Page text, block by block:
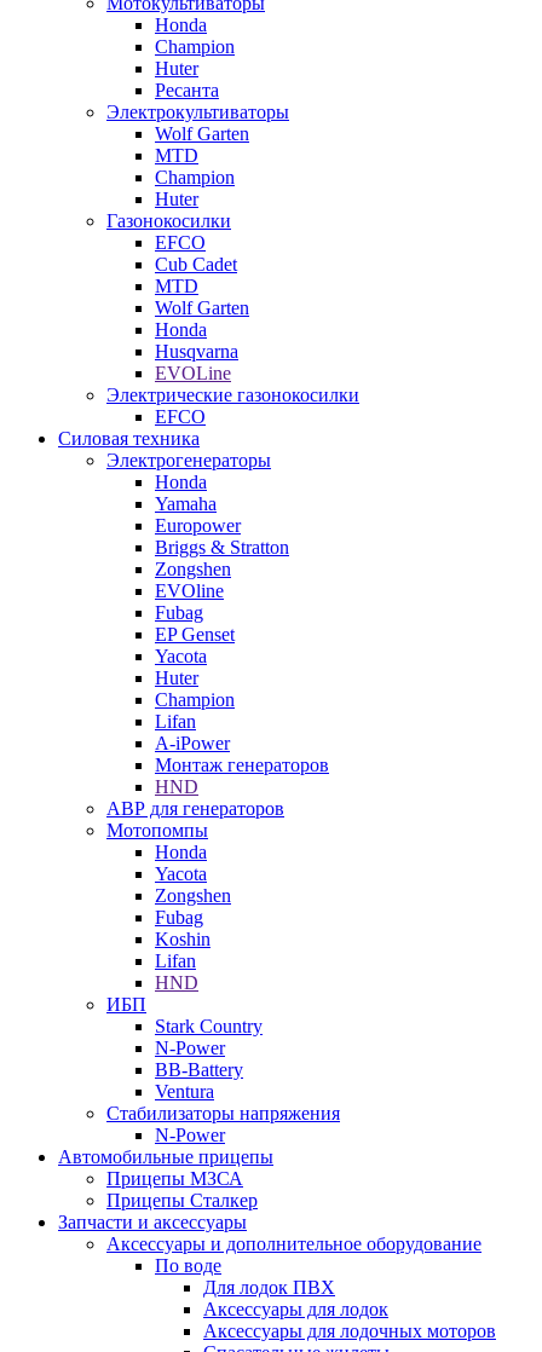
Honda
Champion
Huter
Ресанта
Электрокультиваторы
Wolf Garten
MTD
Champion
Huter
Газонокосилки
EFCO
Cub Cadet
MTD
Wolf Garten
Honda
Husqvarna
EVOLine
Электрические газонокосилки
EFCO
Силовая техника
Электрогенераторы
Honda
Yamaha
Europower
Briggs & Stratton
Zongshen
EVOline
Fubag
EP Genset
Yacota
Huter
Champion
Lifan
A-iPower
Монтаж генераторов
HND
АВР для генераторов
Мотопомпы
Honda
Yacota
Zongshen
Fubag
Koshin
Lifan
HND
ИБП
Stark Country
N-Power
BB-Battery
Ventura
Стабилизаторы напряжения
N-Power
Автомобильные прицепы
Прицепы МЗСА
Прицепы Сталкер
Запчасти и аксессуары
Аксессуары и дополнительное оборудование
По воде
Для лодок ПВХ
Аксессуары для лодок
Аксессуары для лодочных моторов